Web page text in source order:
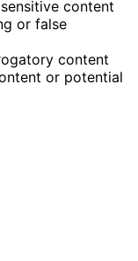
content
or false
content
or potential